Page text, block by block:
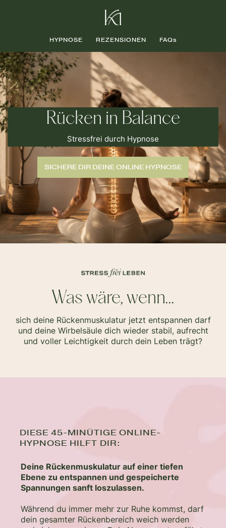
HYPNOSE REZENSIONEN FAQs
Rücken in Balance
Stressfrei durch Hypnose
SICHERE DIR DEINE ONLINE HYPNOSE
Was wäre, wenn...
sich deine Rückenmuskulatur jetzt entspannen darf
und deine Wirbelsäule dich wieder stabil, aufrecht
und voller Leichtigkeit durch dein Leben trägt?
DIESE 45-MINÜTIGE ONLINE-
HYPNOSE HILFT DIR:
Deine Rückenmuskulatur auf einer tiefen
Ebene zu entspannen und gespeicherte
Spannungen sanft loszulassen.
Während du immer mehr zur Ruhe kommst, darf
dein gesamter Rückenbereich weich werden